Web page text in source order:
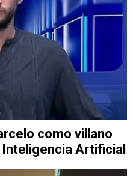
como villano
Artificial